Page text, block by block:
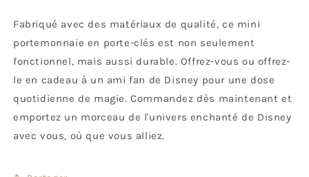
Fabriqué avec des matériaux de qualité, ce mini
portemonnaie en porte-clés est non seulement
fonctionnel, mais aussi durable. Offrez-vous ou offrez-
le en cadeau à un ami fan de Disney pour une dose
quotidienne de magie. Commandez dès maintenant et
emportez un morceau de l'univers enchanté de Disney
avec vous, où que vous alliez.